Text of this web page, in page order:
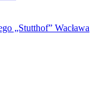
„Stutthof” Wacława